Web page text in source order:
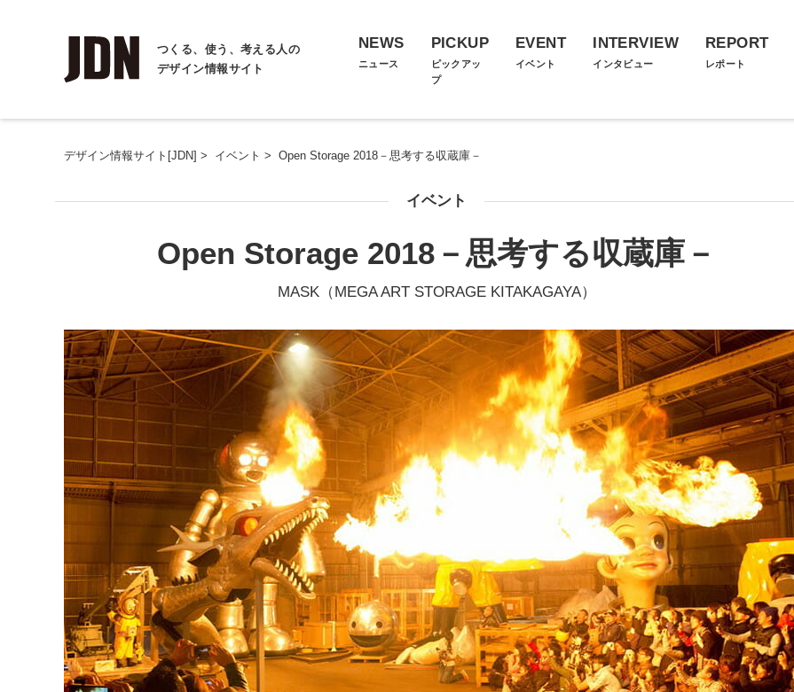
つくる、使う、考える人の
デザイン情報サイト
NEWS
ニュース
PICKUP
ピックアッ
プ
EVENT
イベント
INTERVIEW
インタビュー
REPORT
レポート
デザイン情報サイト[JDN] > イベント > Open Storage 2018－思考する収蔵庫－
イベント
Open Storage 2018－思考する収蔵庫－
MASK（MEGA ART STORAGE KITAKAGAYA）